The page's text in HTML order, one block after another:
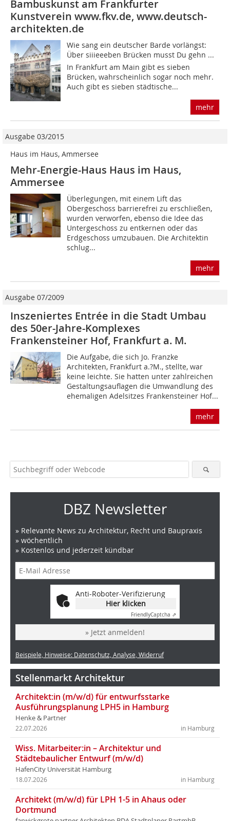
Bambuskunst am Frankfurter
Kunstverein www.fkv.de, www.deutsch-
architekten.de
Wie sang ein deutscher Barde vorlängst:
Über siiieeeben Brücken musst Du gehn ...
In Frankfurt am Main gibt es sieben
Brücken, wahrscheinlich sogar noch mehr.
Auch gibt es sieben städtische...
mehr
Ausgabe 03/2015
Haus im Haus, Ammersee
Mehr-Energie-Haus Haus im Haus,
Ammersee
Überlegungen, mit einem Lift das
Obergeschoss barrierefrei zu erschließen,
wurden verworfen, ebenso die Idee das
Untergeschoss zu entkernen oder das
Erdgeschoss umzubauen. Die Architektin
schlug...
mehr
Ausgabe 07/2009
Inszeniertes Entrée in die Stadt Umbau
des 50er-Jahre-Komplexes
Frankensteiner Hof, Frankfurt a. M.
Die Aufgabe, die sich Jo. Franzke
Architekten, Frankfurt a.?M., stellte, war
keine leichte. Sie hatten unter zahlreichen
Gestaltungsauflagen die Umwandlung des
ehemaligen Adelsitzes Frankensteiner Hof...
mehr
DBZ Newsletter
» Relevante News zu Architektur, Recht und Baupraxis
» wöchentlich
» Kostenlos und jederzeit kündbar
Anti-Roboter-Verifizierung
Hier klicken
FriendlyCaptcha ⇗
» Jetzt anmelden!
Beispiele, Hinweise: Datenschutz, Analyse, Widerruf
Stellenmarkt Architektur
Architekt:in (m/w/d) für entwurfsstarke
Ausführungsplanung LPH5 in Hamburg
Henke & Partner
in Hamburg
22.07.2026
Wiss. Mitarbeiter:in – Architektur und
Städtebaulicher Entwurf (m/w/d)
HafenCity Universität Hamburg
in Hamburg
18.07.2026
Architekt (m/w/d) für LPH 1-5 in Ahaus oder
Dortmund